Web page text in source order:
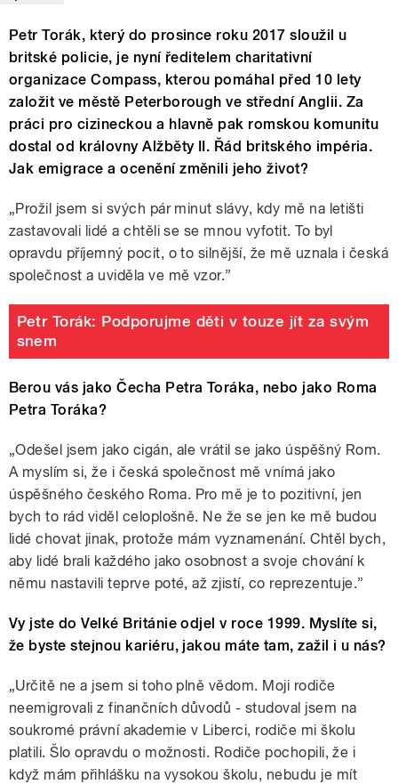
Petr Torák, který do prosince roku 2017 sloužil u
britské policie, je nyní ředitelem charitativní
organizace Compass, kterou pomáhal před 10 lety
založit ve městě Peterborough ve střední Anglii. Za
práci pro cizineckou a hlavně pak romskou komunitu
dostal od královny Alžběty II. Řád britského impéria.
Jak emigrace a ocenění změnili jeho život?
„Prožil jsem si svých pár minut slávy, kdy mě na letišti
zastavovali lidé a chtěli se se mnou vyfotit. To byl
opravdu příjemný pocit, o to silnější, že mě uznala i česká
společnost a uviděla ve mě vzor.”
Petr Torák: Podporujme děti v touze jít za svým
snem
Berou vás jako Čecha Petra Toráka, nebo jako Roma
Petra Toráka?
„Odešel jsem jako cigán, ale vrátil se jako úspěšný Rom.
A myslím si, že i česká společnost mě vnímá jako
úspěšného českého Roma. Pro mě je to pozitivní, jen
bych to rád viděl celoplošně. Ne že se jen ke mě budou
lidé chovat jinak, protože mám vyznamenání. Chtěl bych,
aby lidé brali každého jako osobnost a svoje chování k
němu nastavili teprve poté, až zjistí, co reprezentuje.”
Vy jste do Velké Británie odjel v roce 1999. Myslíte si,
že byste stejnou kariéru, jakou máte tam, zažil i u nás?
„Určitě ne a jsem si toho plně vědom. Moji rodiče
neemigrovali z finančních důvodů - studoval jsem na
soukromé právní akademie v Liberci, rodiče mi školu
platili. Šlo opravdu o možnosti. Rodiče pochopili, že i
když mám přihlášku na vysokou školu, nebudu je mít